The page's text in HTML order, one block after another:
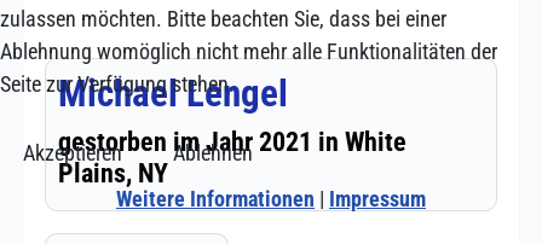
zulassen möchten. Bitte beachten Sie, dass bei einer
Ablehnung womöglich nicht mehr alle Funktionalitäten der
Seite zur Verfügung stehen.
Akzeptieren
Ablehnen
Weitere Informationen | Impressum